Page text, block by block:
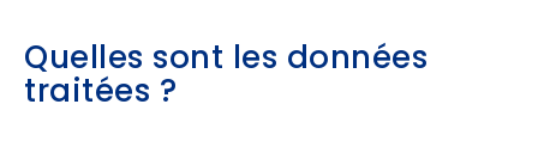
Quelles sont les données
traitées ?